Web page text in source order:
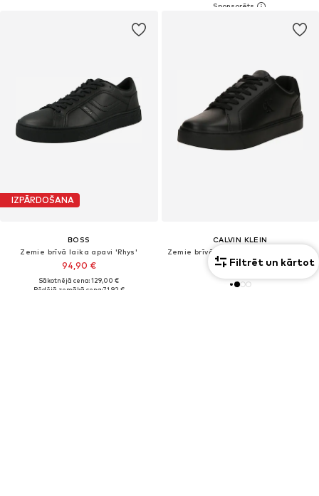
IZPĀRDOŠANA
BOSS
Zemie brīvā laika apavi 'Rhys'
94,90 €
Sākotnējā cena: 129,00 €
Pēdējā zemākā cena:71,92 €
CALVIN KLEIN
99,90 €
Filtrēt un kārtot